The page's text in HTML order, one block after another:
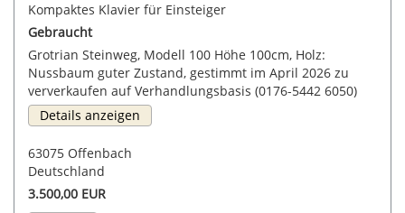
Kompaktes Klavier für Einsteiger
Gebraucht
Grotrian Steinweg, Modell 100 Höhe 100cm, Holz:
Nussbaum guter Zustand, gestimmt im April 2026 zu
ververkaufen auf Verhandlungsbasis (0176-5442 6050)
Details anzeigen
63075 Offenbach
Deutschland
3.500,00 EUR